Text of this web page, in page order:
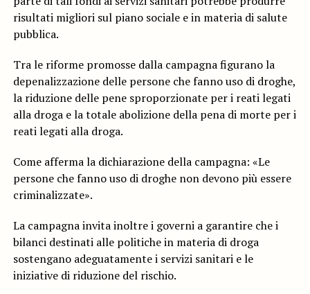
risultati migliori sul piano sociale e in materia di salute
pubblica.
Tra le riforme promosse dalla campagna figurano la
depenalizzazione delle persone che fanno uso di droghe,
la riduzione delle pene sproporzionate per i reati legati
alla droga e la totale abolizione della pena di morte per i
reati legati alla droga.
Come afferma la dichiarazione della campagna: «Le
persone che fanno uso di droghe non devono più essere
criminalizzate».
La campagna invita inoltre i governi a garantire che i
bilanci destinati alle politiche in materia di droga
sostengano adeguatamente i servizi sanitari e le
iniziative di riduzione del rischio.